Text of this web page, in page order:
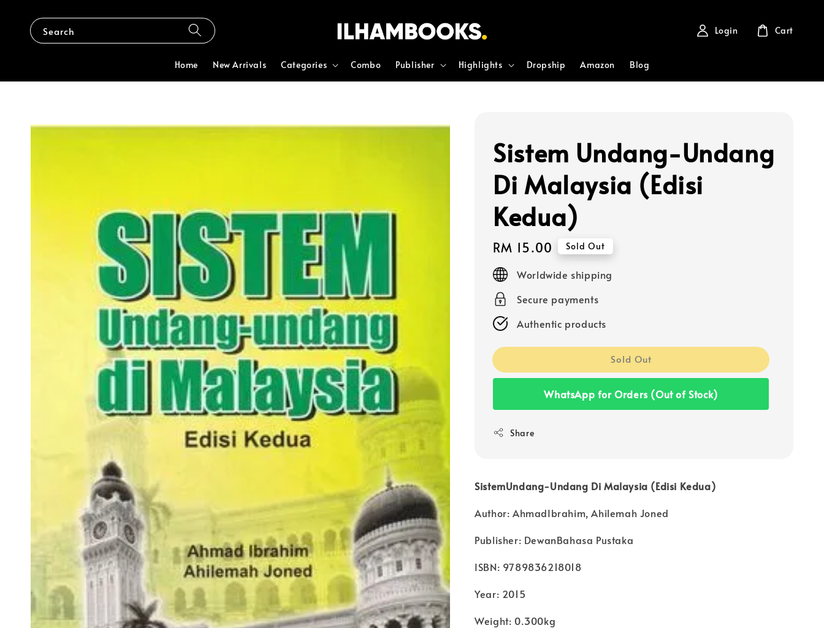
Search
Home New Arrivals Categories Combo Publisher Highlights Dropship Amazon Blog
Login Cart
Sistem Undang-Undang
Di Malaysia (Edisi
Kedua)
Regular
price
RM 15.00 Sold Out
Worldwide shipping
Secure payments
Authentic products
Sold Out
WhatsApp for Orders (Out of Stock)
Share
SistemUndang-Undang Di Malaysia (Edisi Kedua)
Author: AhmadIbrahim, Ahilemah Joned
Publisher: DewanBahasa Pustaka
ISBN: 9789836218018
Year: 2015
Weight: 0.300kg